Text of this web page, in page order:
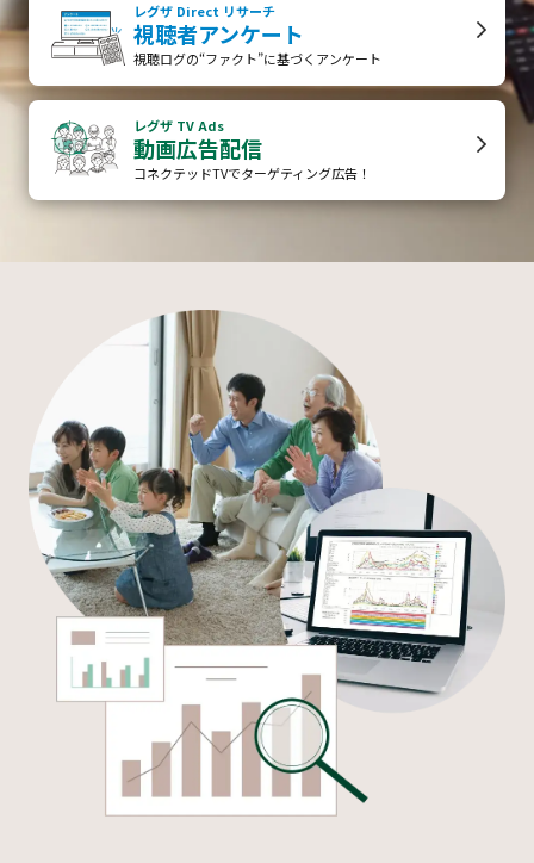
レグザ Direct リサーチ
視聴者アンケート
視聴ログの“ファクト”に基づくアンケート
レグザ TV Ads
動画広告配信
コネクテッドTVでターゲティング広告！